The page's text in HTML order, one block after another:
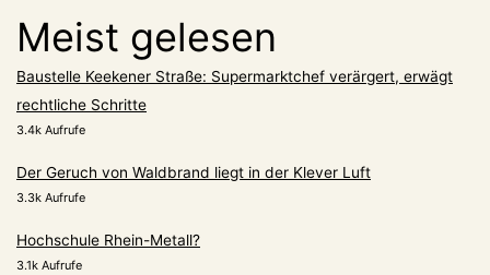
Meist gelesen
Baustelle Keekener Straße: Supermarktchef verärgert, erwägt
rechtliche Schritte
3.4k Aufrufe
Der Geruch von Waldbrand liegt in der Klever Luft
3.3k Aufrufe
Hochschule Rhein-Metall?
3.1k Aufrufe